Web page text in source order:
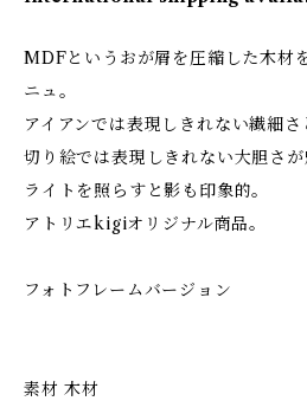
MDFというおが屑を圧縮した木材
ニュ。
アイアンでは表現しきれない繊細さ
切り絵では表現しきれない大胆さが
ライトを照らすと影も印象的。
アトリエkigiオリジナル商品。
フォトフレームバージョン
素材 木材